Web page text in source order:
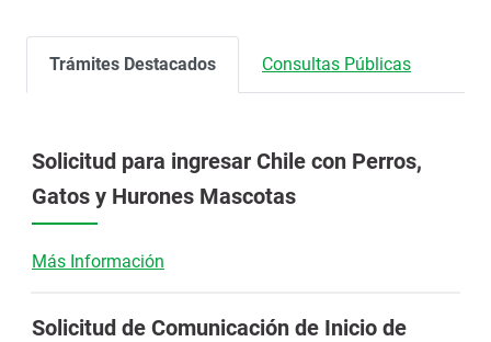
Trámites Destacados Consultas Públicas
Solicitud para ingresar Chile con Perros,
Gatos y Hurones Mascotas
Más Información
Solicitud de Comunicación de Inicio de